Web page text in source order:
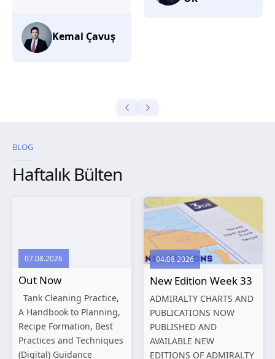
BLOG
Haftalık Bülten
07.08.2026
Out Now
Tank Cleaning Practice,
A Handbook to Planning,
Recipe Formation, Best
Practices and Techniques
(Digital) Guidance
04.08.2026
New Edition Week 33
ADMIRALTY CHARTS AND
PUBLICATIONS NOW
PUBLISHED AND
AVAILABLE NEW
EDITIONS OF ADMIRALTY